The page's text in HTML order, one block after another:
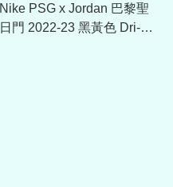
Nike PSG x Jordan 巴黎聖
日門 2022-23 黑黃色 Dri-FIT